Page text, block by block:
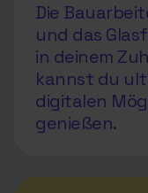
Die
und das
in deinem
kannst du
digitalen
genießen.